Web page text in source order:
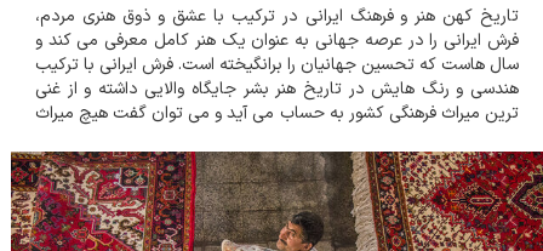
تاریخ کهن هنر و فرهنگ ایرانی در ترکیب با عشق و ذوق هنری مردم،
فرش ایرانی را در عرصه جهانی به عنوان یک هنر کامل معرفی می کند و
سال هاست که تحسین جهانیان را برانگیخته است. فرش ایرانی با ترکیب
هندسی و رنگ هایش در تاریخ هنر بشر جایگاه والایی داشته و از غنی
ترین میراث فرهنگی کشور به حساب می آید و می توان گفت هیچ میراث
بپردازد. ع...